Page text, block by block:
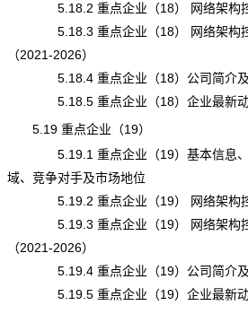
5.18.2 重点企业（18） 网络架构控
5.18.3 重点企业（18） 网络架构控
（2021-2026）
5.18.4 重点企业（18）公司简介及
5.18.5 重点企业（18）企业最新
5.19 重点企业（19）
5.19.1 重点企业（19）基本信息、
域、竞争对手及市场地位
5.19.2 重点企业（19） 网络架构控
5.19.3 重点企业（19） 网络架构控
（2021-2026）
5.19.4 重点企业（19）公司简介及
5.19.5 重点企业（19）企业最新